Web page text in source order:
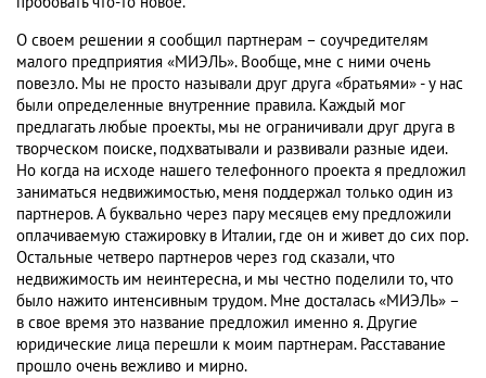
О своем решении я сообщил партнерам – соучредителям
малого предприятия «МИЭЛЬ». Вообще, мне с ними очень
повезло. Мы не просто называли друг друга «братьями» - у нас
были определенные внутренние правила. Каждый мог
предлагать любые проекты, мы не ограничивали друг друга в
творческом поиске, подхватывали и развивали разные идеи.
Но когда на исходе нашего телефонного проекта я предложил
заниматься недвижимостью, меня поддержал только один из
партнеров. А буквально через пару месяцев ему предложили
оплачиваемую стажировку в Италии, где он и живет до сих пор.
Остальные четверо партнеров через год сказали, что
недвижимость им неинтересна, и мы честно поделили то, что
было нажито интенсивным трудом. Мне досталась «МИЭЛЬ» –
в свое время это название предложил именно я. Другие
юридические лица перешли к моим партнерам. Расставание
прошло очень вежливо и мирно.